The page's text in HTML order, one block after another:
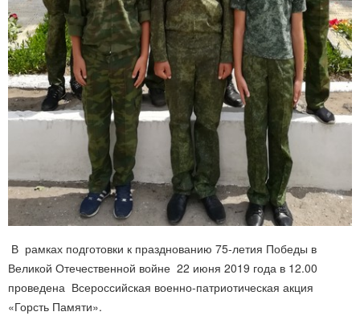
В рамках подготовки к празднованию 75-летия Победы в
Великой Отечественной войне 22 июня 2019 года в 12.00
проведена Всероссийская военно-патриотическая акция
«Горсть Памяти».